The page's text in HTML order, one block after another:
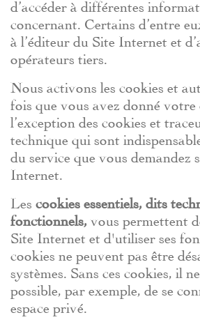
d’accéder à différentes
concernant. Certains d’entre
à l’éditeur du Site Internet et
opérateurs tiers.
Nous activons les cookies et
fois que vous avez donné votre
l’exception des cookies et
technique qui sont
du service que vous demandez
Internet.
Les cookies essentiels, dits
fonctionnels, vous permettent
Site Internet et d'utiliser ses
cookies ne peuvent pas être
systèmes. Sans ces cookies, il ne
possible, par exemple, de se
espace privé.